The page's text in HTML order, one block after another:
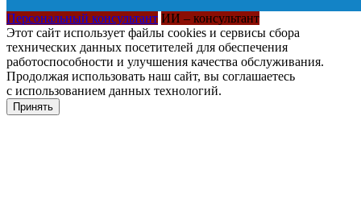
Персональный консультант ИИ – консультант
Этот сайт использует файлы cookies и сервисы сбора
технических данных посетителей для обеспечения
работоспособности и улучшения качества обслуживания.
Продолжая использовать наш сайт, вы соглашаетесь
с использованием данных технологий.
Принять